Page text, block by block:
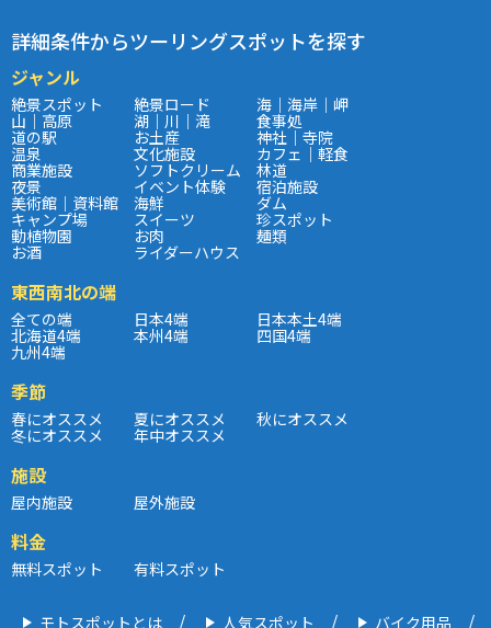
詳細条件からツーリングスポットを探す
ジャンル
絶景スポット 絶景ロード 海｜海岸｜岬
山｜高原 湖｜川｜滝 食事処
道の駅 お土産 神社｜寺院
温泉 文化施設 カフェ｜軽食
商業施設 ソフトクリーム 林道
夜景 イベント体験 宿泊施設
美術館｜資料館 海鮮 ダム
キャンプ場 スイーツ 珍スポット
動植物園 お肉 麺類
お酒 ライダーハウス
東西南北の端
全ての端 日本4端 日本本土4端
北海道4端 本州4端 四国4端
九州4端
季節
春にオススメ 夏にオススメ 秋にオススメ
冬にオススメ 年中オススメ
施設
屋内施設 屋外施設
料金
無料スポット 有料スポット
モトスポットとは 人気スポット バイク用品